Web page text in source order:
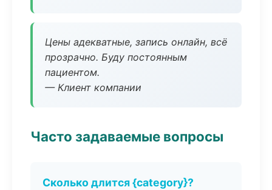
Цены адекватные, запись онлайн, всё
прозрачно. Буду постоянным
пациентом.
— Клиент компании
Часто задаваемые вопросы
Сколько длится {category}?